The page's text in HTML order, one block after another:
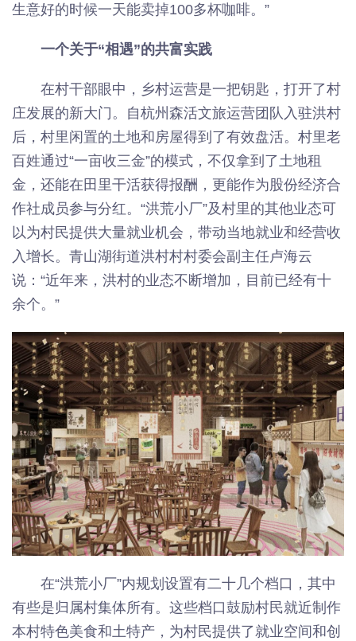
生意好的时候一天能卖掉100多杯咖啡。”
一个关于“相遇”的共富实践
在村干部眼中，乡村运营是一把钥匙，打开了村
庄发展的新大门。自杭州森活文旅运营团队入驻洪村
后，村里闲置的土地和房屋得到了有效盘活。村里老
百姓通过“一亩收三金”的模式，不仅拿到了土地租
金，还能在田里干活获得报酬，更能作为股份经济合
作社成员参与分红。“洪荒小厂”及村里的其他业态可
以为村民提供大量就业机会，带动当地就业和经营收
入增长。青山湖街道洪村村村委会副主任卢海云
说：“近年来，洪村的业态不断增加，目前已经有十
余个。”
在“洪荒小厂”内规划设置有二十几个档口，其中
有些是归属村集体所有。这些档口鼓励村民就近制作
本村特色美食和土特产，为村民提供了就业空间和创